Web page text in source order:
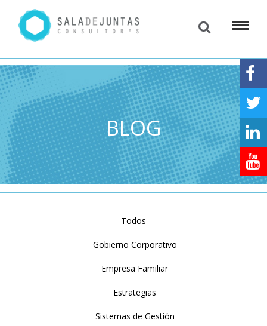
BLOG
Todos
Gobierno Corporativo
Empresa Familiar
Estrategias
Sistemas de Gestión